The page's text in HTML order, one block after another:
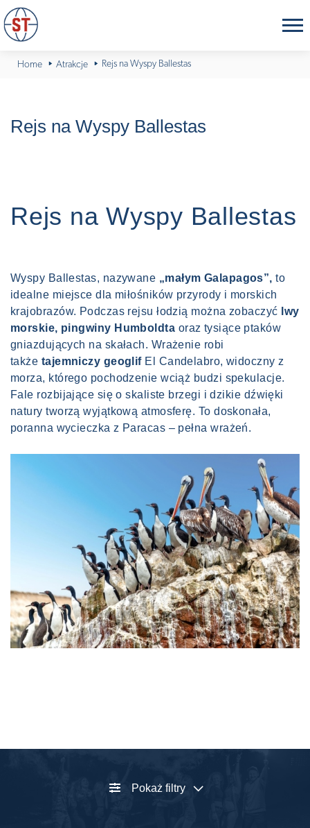
Home Atrakcje Rejs na Wyspy Ballestas
Rejs na Wyspy Ballestas
Rejs na Wyspy Ballestas
Wyspy Ballestas, nazywane „małym Galapagos”, to
idealne miejsce dla miłośników przyrody i morskich
krajobrazów. Podczas rejsu łodzią można zobaczyć lwy
morskie, pingwiny Humboldta oraz tysiące ptaków
gniazdujących na skałach. Wrażenie robi
także tajemniczy geoglif El Candelabro, widoczny z
morza, którego pochodzenie wciąż budzi spekulacje.
Fale rozbijające się o skaliste brzegi i dzikie dźwięki
natury tworzą wyjątkową atmosferę. To doskonała,
poranna wycieczka z Paracas – pełna wrażeń.
Pokaż filtry